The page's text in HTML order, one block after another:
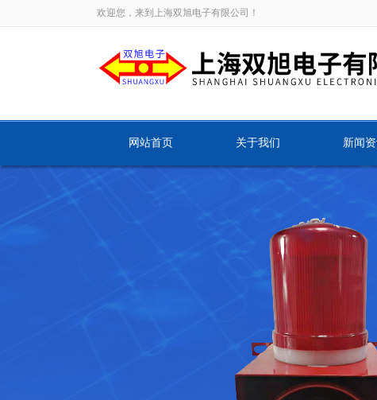
欢迎您，来到上海双旭电子有限公司！
网站首页 关于我们 新闻